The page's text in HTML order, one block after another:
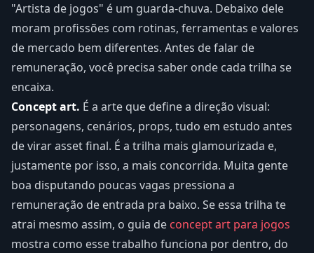
"Artista de jogos" é um guarda-chuva. Debaixo dele
moram profissões com rotinas, ferramentas e valores
de mercado bem diferentes. Antes de falar de
remuneração, você precisa saber onde cada trilha se
encaixa.
Concept art. É a arte que define a direção visual:
personagens, cenários, props, tudo em estudo antes
de virar asset final. É a trilha mais glamourizada e,
justamente por isso, a mais concorrida. Muita gente
boa disputando poucas vagas pressiona a
remuneração de entrada pra baixo. Se essa trilha te
atrai mesmo assim, o guia deconcept art para jogos
mostra como esse trabalho funciona por dentro, do